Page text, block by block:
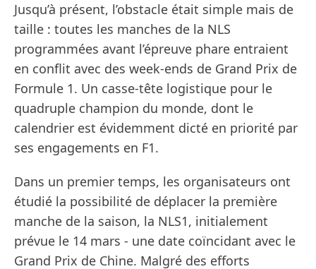
Jusqu’à présent, l’obstacle était simple mais de
taille : toutes les manches de la NLS
programmées avant l’épreuve phare entraient
en conflit avec des week-ends de Grand Prix de
Formule 1. Un casse-tête logistique pour le
quadruple champion du monde, dont le
calendrier est évidemment dicté en priorité par
ses engagements en F1.
Dans un premier temps, les organisateurs ont
étudié la possibilité de déplacer la première
manche de la saison, la NLS1, initialement
prévue le 14 mars - une date coïncidant avec le
Grand Prix de Chine. Malgré des efforts